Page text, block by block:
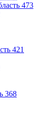
473
421
368